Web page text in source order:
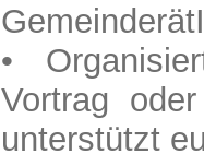
•
Vortrag
unterstützt